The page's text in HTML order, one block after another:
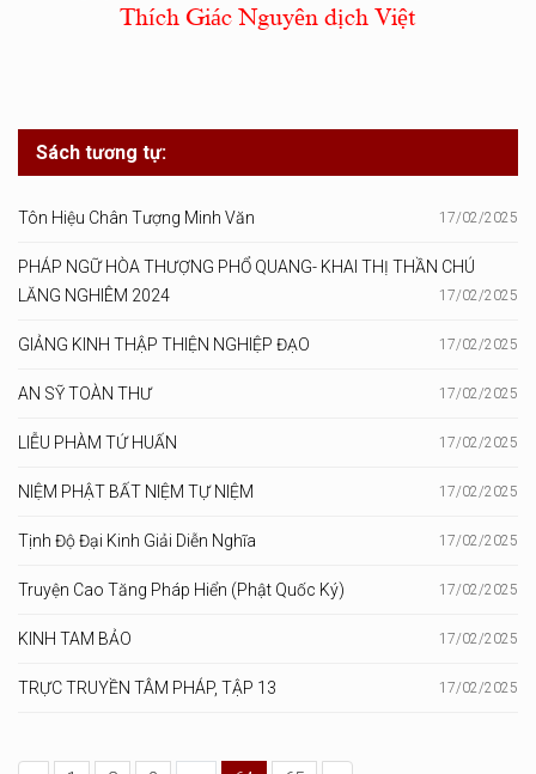
Thích Giác Nguyên dịch Việt
Sách tương tự:
Tôn Hiệu Chân Tượng Minh Văn 17/02/2025
PHÁP NGỮ HÒA THƯỢNG PHỔ QUANG- KHAI THỊ THẦN CHÚ
LĂNG NGHIÊM 2024
17/02/2025
GIẢNG KINH THẬP THIỆN NGHIỆP ĐẠO 17/02/2025
AN SỸ TOÀN THƯ 17/02/2025
LIỄU PHÀM TỨ HUẤN 17/02/2025
NIỆM PHẬT BẤT NIỆM TỰ NIỆM 17/02/2025
Tịnh Độ Đại Kinh Giải Diễn Nghĩa 17/02/2025
Truyện Cao Tăng Pháp Hiển (Phật Quốc Ký) 17/02/2025
KINH TAM BẢO 17/02/2025
TRỰC TRUYỀN TÂM PHÁP, TẬP 13 17/02/2025